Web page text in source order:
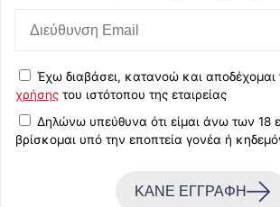
Έχω διαβάσει, κατανοώ και αποδέχομαι
χρήσης του ιστότοπου της εταιρείας
Δηλώνω υπεύθυνα ότι είμαι άνω των 18
βρίσκομαι υπό την εποπτεία γονέα ή
ΚΑΝΕ ΕΓΓΡΑΦΗ